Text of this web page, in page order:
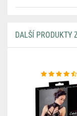
DALŠÍ PRODUKTY